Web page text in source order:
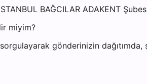
BAĞCILAR ADAKENT
miyim?
gönderinizin